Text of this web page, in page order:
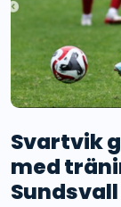
Svartvik
med
Sundsvall